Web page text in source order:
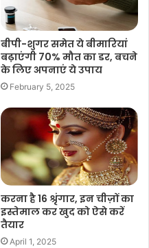
बीपी-शुगर समेत ये बीमारियां
बढ़ाएंगी 70% मौत का डर, बचने
के लिए अपनाएं ये उपाय
February 5, 2025
करना है 16 श्रृंगार, इन चीज़ों का
इस्तेमाल कर खुद को ऐसे करें
तैयार
April 1, 2025